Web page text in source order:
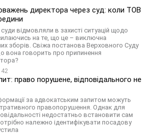
директора через суд: коли ТОВ
відмовляли в захисті ситуацій щодо
на те, що це – виключна
зборів. Свіжа постанова Верховного Суду
вона говорить про припинення
42
право порушене, відповідального не
за адвокатським запитом можуть
правопорушення. Однак для
недостатньо встановити сам
належно ідентифікувати посадову